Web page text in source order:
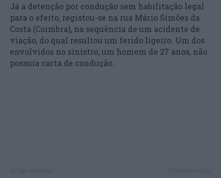
Já a detenção por condução sem habilitação legal
para o efeito, registou-se na rua Mário Simões da
Costa (Coimbra), na sequência de um acidente de
viação, do qual resultou um ferido ligeiro. Um dos
envolvidos no sinistro, um homem de 27 anos, não
possuía carta de condução.